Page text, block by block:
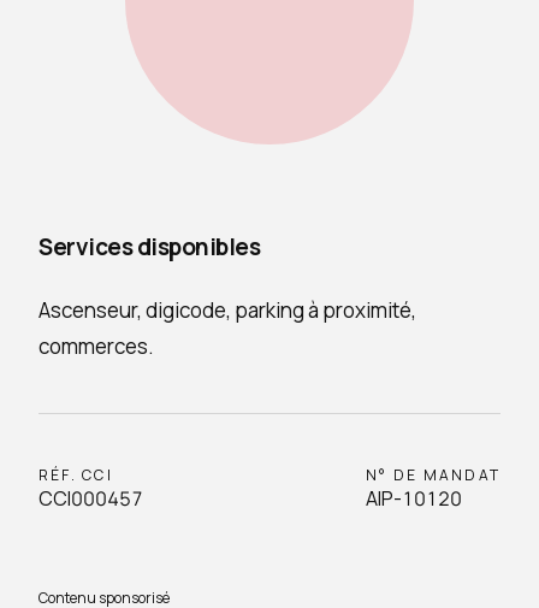
Services disponibles
Ascenseur, digicode, parking à proximité,
commerces.
RÉF. CCI
CCI000457
N° DE MANDAT
AIP-10120
Contenu sponsorisé